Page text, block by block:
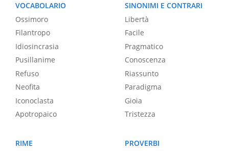
VOCABOLARIO
Ossimoro
Filantropo
Idiosincrasia
Pusillanime
Refuso
Neofita
Iconoclasta
Apotropaico
SINONIMI E CONTRARI
Libertà
Facile
Pragmatico
Conoscenza
Riassunto
Paradigma
Gioia
Tristezza
RIME
PROVERBI